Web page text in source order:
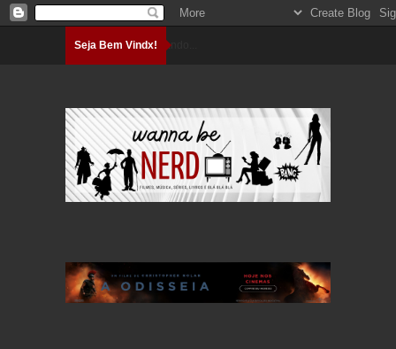
Seja Bem Vindx!Carregando...